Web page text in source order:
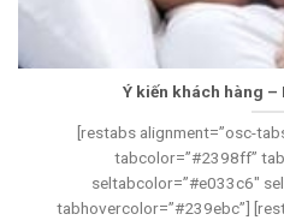
Ý kiến khách hàng –
[restabs alignment=”osc-
tabcolor=”#2398ff”
seltabcolor=”#e033c6″
tabhovercolor=”#239ebc”]